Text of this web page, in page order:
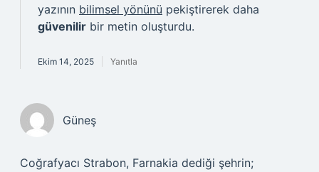
yazının bilimsel yönünü pekiştirerek daha
güvenilir bir metin oluşturdu.
Ekim 14, 2025 Yanıtla
Güneş
Coğrafyacı Strabon, Farnakia dediği şehrin;